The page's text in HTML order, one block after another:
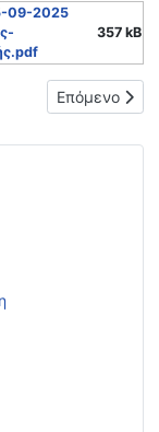
09-2025
357 kB
Αγώνων
Επόμενο
Επόμενο